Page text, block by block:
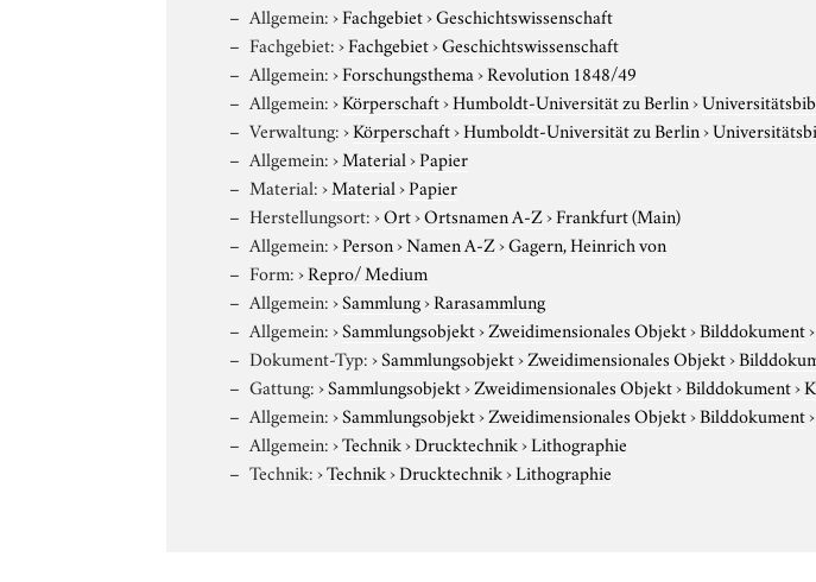
Allgemein:›Fachgebiet›Geschichtswissenschaft
Fachgebiet:›Fachgebiet›Geschichtswissenschaft
Allgemein:›Forschungsthema›Revolution 1848/49
Allgemein:›Körperschaft›Humboldt-Universität zu Berlin›
Verwaltung:›Körperschaft›Humboldt-Universität zu Berlin›
Allgemein:›Material›Papier
Material:›Material›Papier
Herstellungsort:›Ort›Ortsnamen A-Z›Frankfurt (Main)
Allgemein:›Person›Namen A-Z›Gagern, Heinrich von
Form:›Repro/ Medium
Allgemein:›Sammlung›Rarasammlung
Allgemein:›Sammlungsobjekt›Zweidimensionales Objekt›Bilddokument
Dokument-Typ:›Sammlungsobjekt›Zweidimensionales Objekt›
Gattung:›Sammlungsobjekt›Zweidimensionales Objekt›Bilddokument›
Allgemein:›Sammlungsobjekt›Zweidimensionales Objekt›Bilddokument
Allgemein:›Technik›Drucktechnik›Lithographie
Technik:›Technik›Drucktechnik›Lithographie